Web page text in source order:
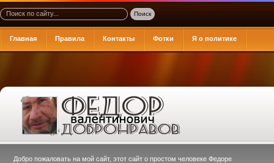
Главная Правила Контакты Фотки Я о политике
Добро пожаловать на мой сайт, этот сайт о простом человеке Федоре